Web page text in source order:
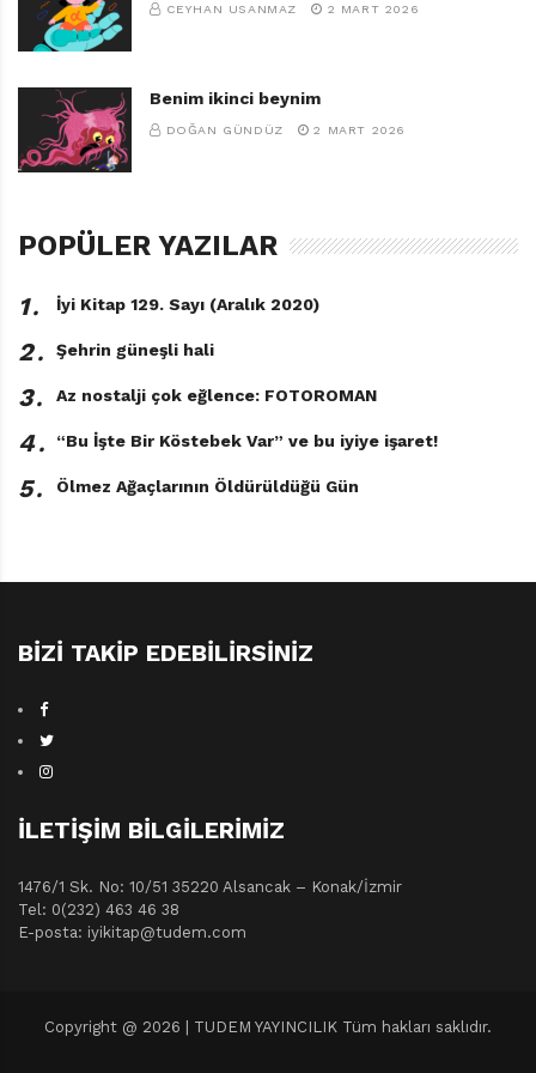
Franklin ve Kayıp Kitap
Resimleyen: Céleste Gagnon, Sean
Jeffrey, Sasha McIntyre ve Laura
Resimleyen: Sasha Mclntyre,
CEYHAN USANMAZ 2 MART 2026
Benim ikinci beynim
DOĞAN GÜNDÜZ 2 MART 2026
POPÜLER YAZILAR
1․ İyi Kitap 129. Sayı (Aralık 2020)
2․ Şehrin güneşli hali
3․ Az nostalji çok eğlence: FOTOROMAN
4․ “Bu İşte Bir Köstebek Var” ve bu iyiye işaret!
5․ Ölmez Ağaçlarının Öldürüldüğü Gün
BIZI TAKIP EDEBILIRSINIZ
İLETIŞIM BILGILERIMIZ
1476/1 Sk. No: 10/51 35220 Alsancak – Konak/İzmir
Tel: 0(232) 463 46 38
E-posta: iyikitap@tudem.com
Copyright @ 2026 | TUDEM YAYINCILIK Tüm hakları saklıdır.